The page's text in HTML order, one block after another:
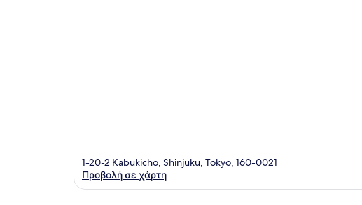
1-20-2 Kabukicho, Shinjuku, Tokyo, 160-0021
Προβολή σε χάρτη